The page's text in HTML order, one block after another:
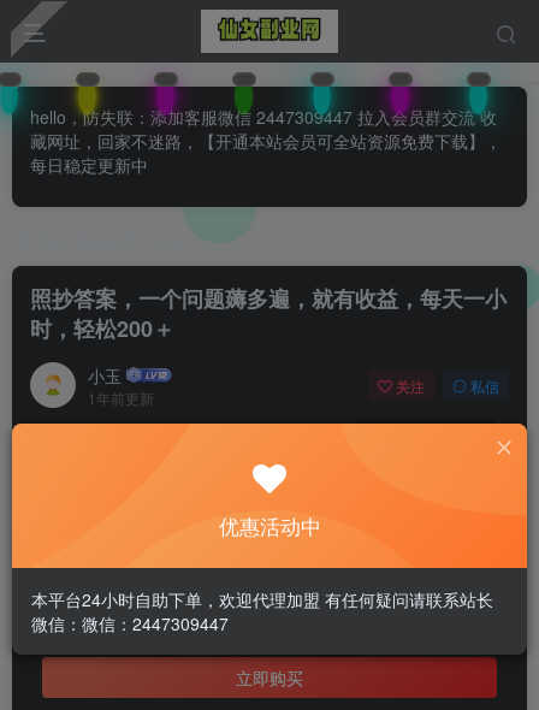
hello，防失联：添加客服微信 2447309447 拉入会员群交流 收
藏网址，回家不迷路，【开通本站会员可全站资源免费下载】，
每日稳定更新中
照抄答案，一个问题薅多遍，就有收益，每天一小
时，轻松200＋
小玉
1年前更新
关注 私信
0 116 81
此内容为付费阅读，请付费后查看
￥1.99
黄金会员免费
立即购买
优惠活动中
本平台24小时自助下单，欢迎代理加盟 有任何疑问请联系站长
微信：微信：2447309447